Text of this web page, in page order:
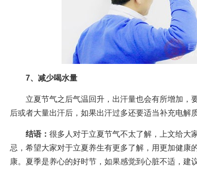
7、减少喝水量
立夏节气之后气温回升，出汗量也会有所增加，
后或者大量出汗后，如果出汗过多还要适当补充电解
结语： 很多人对于立夏节气不太了解，上文给大
忌，希望大家对于立夏养生有更多了解，用更加健康
康。夏季是养心的好时节，如果感觉到心脏不适，建